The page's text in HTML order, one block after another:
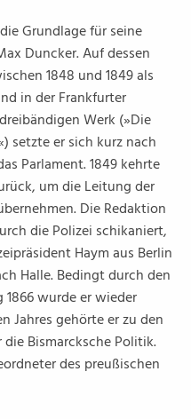
Grundlage für seine
Duncker. Auf dessen
1848 und 1849 als
in der Frankfurter
Werk (»Die
setzte er sich kurz nach
Parlament. 1849 kehrte
um die Leitung der
Die Redaktion
die Polizei schikaniert,
Haym aus Berlin
Halle. Bedingt durch den
wurde er wieder
Jahres gehörte er zu den
Bismarcksche Politik.
des preußischen